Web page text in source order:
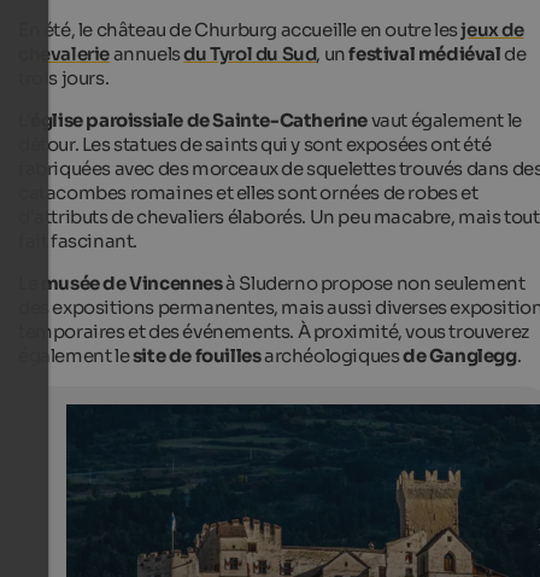
Churburg Castle in Schluderns
Churburg/Coira Castle home the largest private
fabulous gallery.
Internet Consulting - Patrick Kammerlander
En été, le château de Churburg accueille en outre lesjeux de
chevalerieannuelsdu Tyrol du Sud, unfestival médiéval de
trois jours.
église paroissiale de Sainte-Catherinevaut également le
détour. Les statues de saints qui y sont exposées ont été
fabriquées avec des morceaux de squelettes trouvés dans
catacombes romaines et elles sont ornées de robes et
d'attributs de chevaliers élaborés. Un peu macabre, mais
fait fascinant.
musée de Vincennesà Sluderno propose non seulement
des expositions permanentes, mais aussi diverses
temporaires et des événements. À proximité, vous trouverez
également lesite de fouillesarchéologiquesde Ganglegg.